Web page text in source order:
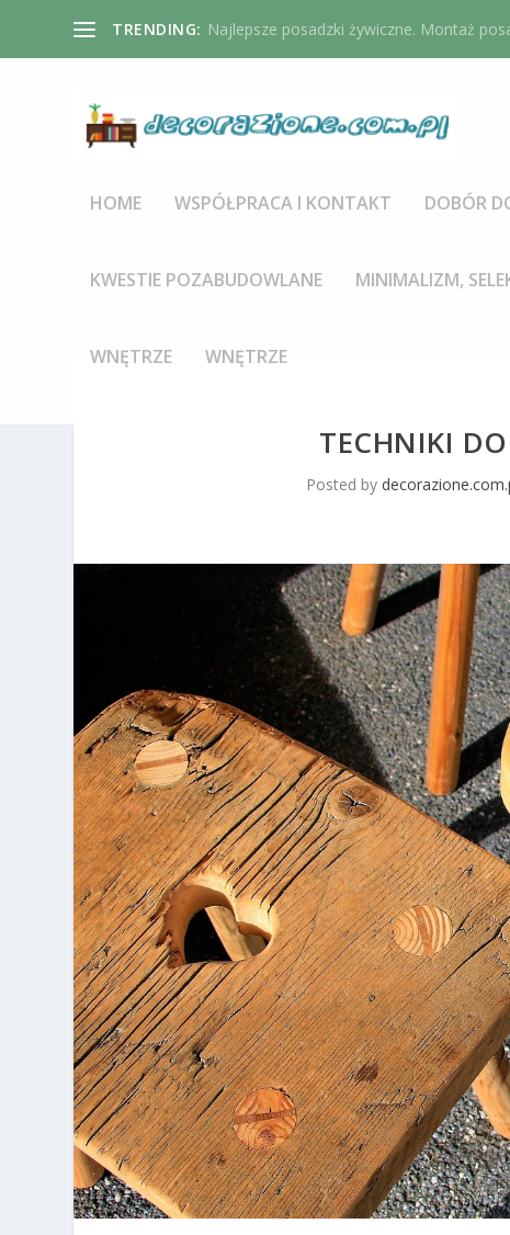
TRENDING: Najlepsze posadzki żywiczne. Montaż
HOME WSPÓŁPRACA I KONTAKT DOBÓR
KWESTIE POZABUDOWLANE MINIMALIZM,
WNĘTRZE WNĘTRZE
TECHNIKI
Posted by